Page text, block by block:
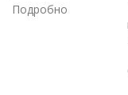
Подробно